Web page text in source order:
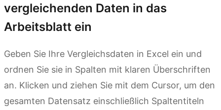
vergleichenden Daten in das
Arbeitsblatt ein
Geben Sie Ihre Vergleichsdaten in Excel ein und
ordnen Sie sie in Spalten mit klaren Überschriften
an. Klicken und ziehen Sie mit dem Cursor, um den
gesamten Datensatz einschließlich Spaltentiteln